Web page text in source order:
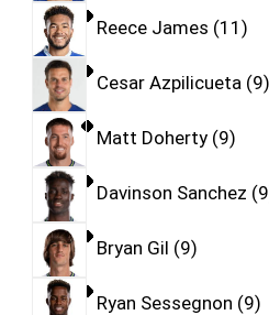
Reece James 11
Cesar Azpilicueta 9
Matt Doherty 9
Davinson Sanchez 9
Bryan Gil 9
Ryan Sessegnon 9